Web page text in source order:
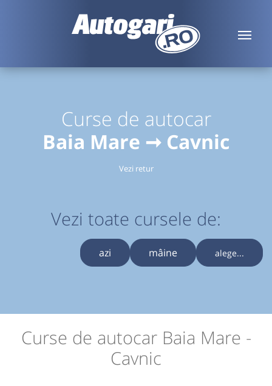
Curse de autocar
Baia Mare ➞ Cavnic
Vezi retur
Vezi toate cursele de:
azi mâine alege...
Curse de autocar Baia Mare -
Cavnic